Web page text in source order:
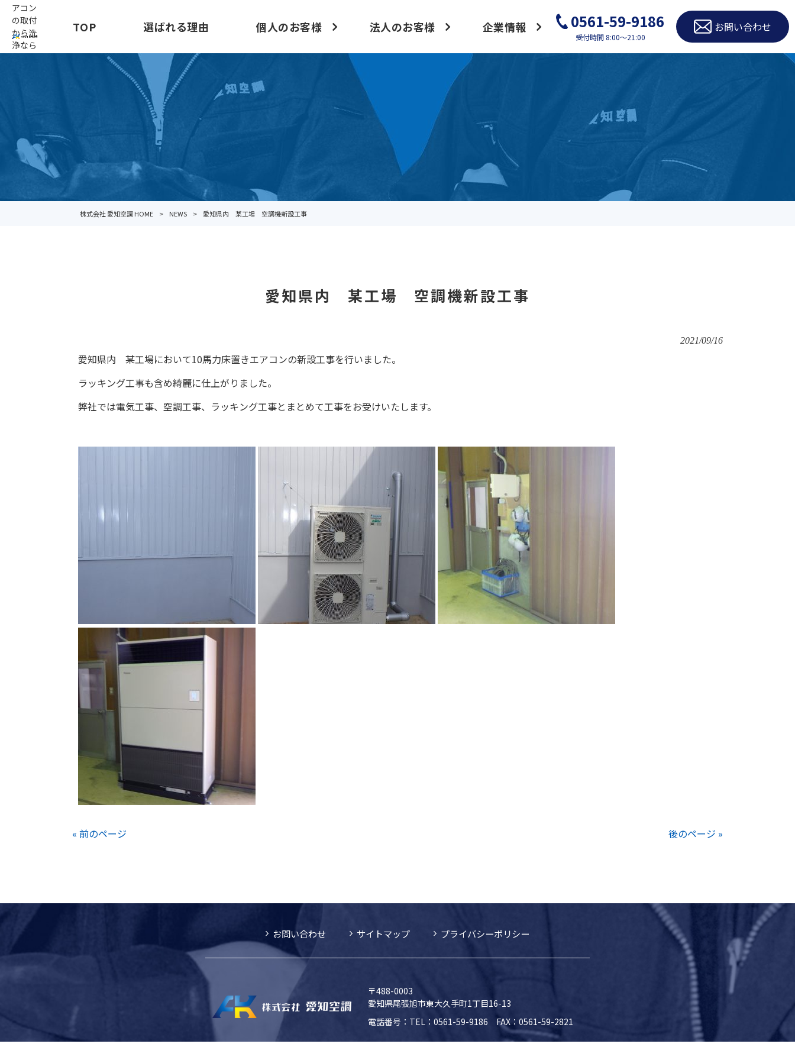
アコン
の取付
から洗
浄なら
TOP 選ばれる理由 個人のお客様 法人のお客様 企業情報 0561-59-9186
受付時間 8:00～21:00
お問い合わせ
株式会社 愛知空調 HOME > NEWS > 愛知県内 某工場 空調機新設工事
愛知県内 某工場 空調機新設工事
2021/09/16
愛知県内 某工場において10馬力床置きエアコンの新設工事を行いました。
ラッキング工事も含め綺麗に仕上がりました。
弊社では電気工事、空調工事、ラッキング工事とまとめて工事をお受けいたします。
« 前のページ 後のページ »
お問い合わせ サイトマップ プライバシーポリシー
〒488-0003
愛知県尾張旭市東大久手町1丁目16-13
電話番号：TEL：0561-59-9186 FAX：0561-59-2821